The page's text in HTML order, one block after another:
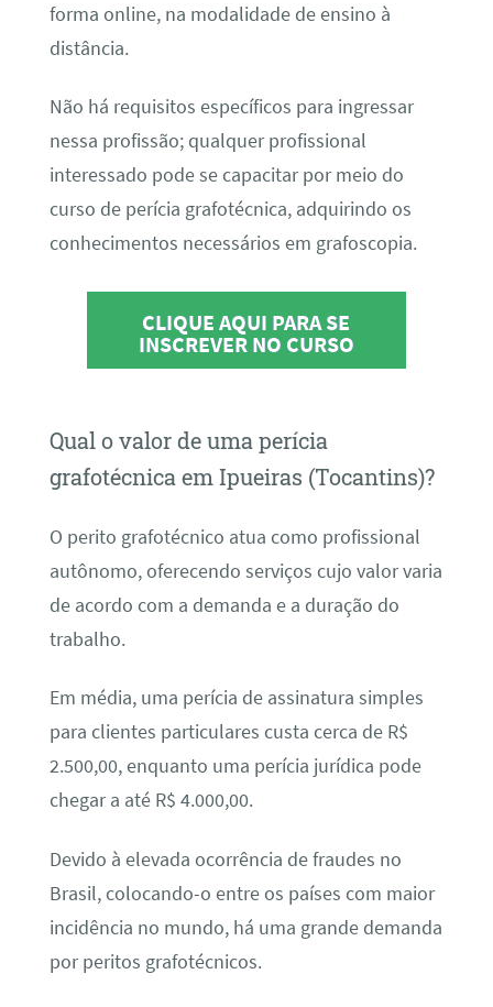
forma online, na modalidade de ensino à
distância.
Não há requisitos específicos para ingressar
nessa profissão; qualquer profissional
interessado pode se capacitar por meio do
curso de perícia grafotécnica, adquirindo os
conhecimentos necessários em grafoscopia.
CLIQUE AQUI PARA SE
INSCREVER NO CURSO
Qual o valor de uma perícia
grafotécnica em Ipueiras (Tocantins)?
O perito grafotécnico atua como profissional
autônomo, oferecendo serviços cujo valor varia
de acordo com a demanda e a duração do
trabalho.
Em média, uma perícia de assinatura simples
para clientes particulares custa cerca de R$
2.500,00, enquanto uma perícia jurídica pode
chegar a até R$ 4.000,00.
Devido à elevada ocorrência de fraudes no
Brasil, colocando-o entre os países com maior
incidência no mundo, há uma grande demanda
por peritos grafotécnicos.